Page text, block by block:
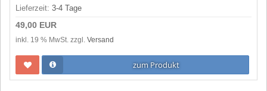
Lieferzeit: 3-4 Tage
49,00 EUR
inkl. 19 % MwSt. zzgl. Versand
zum Produkt